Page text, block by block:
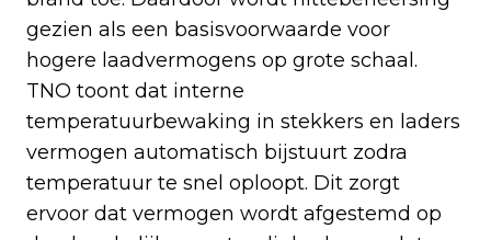
gezien als een basisvoorwaarde voor
hogere laadvermogens op grote schaal.
TNO toont dat interne
temperatuurbewaking in stekkers en laders
vermogen automatisch bijstuurt zodra
temperatuur te snel oploopt. Dit zorgt
ervoor dat vermogen wordt afgestemd op